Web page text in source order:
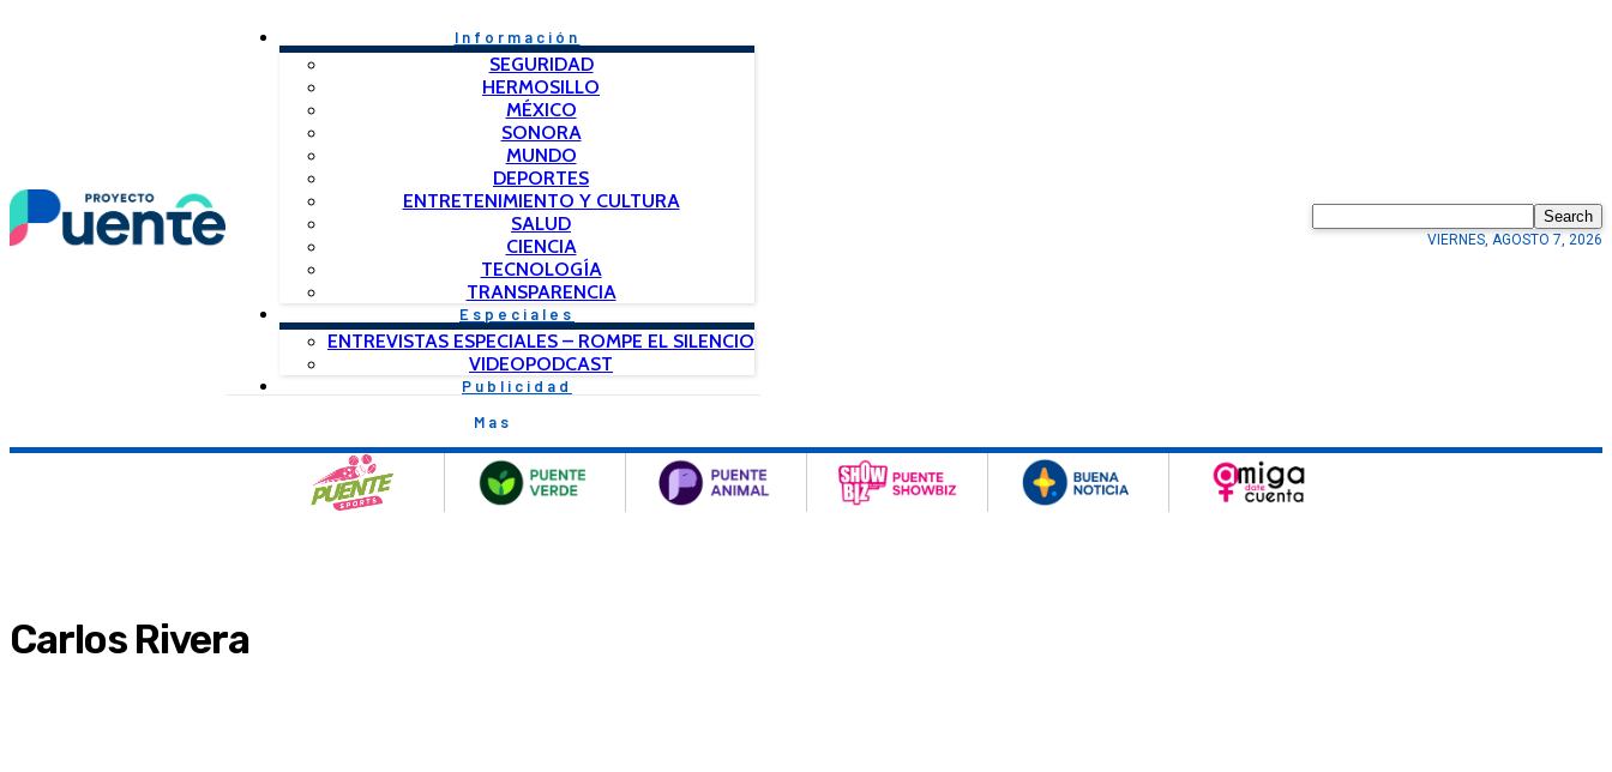
Información
SEGURIDAD
HERMOSILLO
MÉXICO
SONORA
MUNDO
DEPORTES
ENTRETENIMIENTO Y CULTURA
SALUD
CIENCIA
TECNOLOGÍA
TRANSPARENCIA
Especiales
ENTREVISTAS ESPECIALES – ROMPE EL SILENCIO
VIDEOPODCAST
Publicidad
Mas
Search
VIERNES, AGOSTO 7, 2026
Carlos Rivera